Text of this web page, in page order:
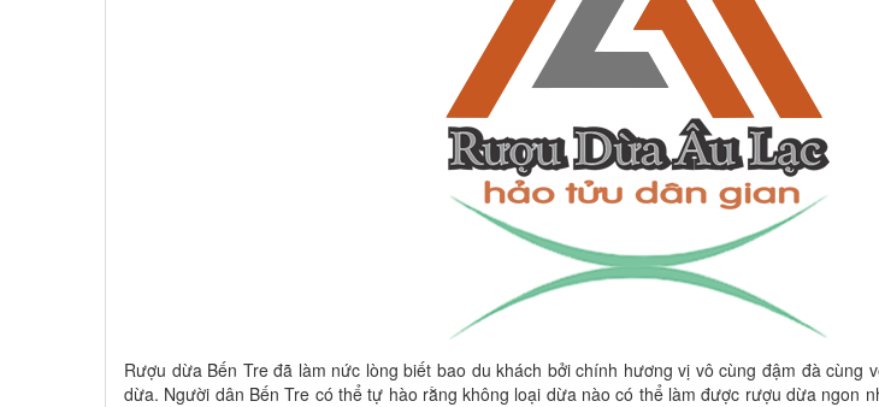
Rượu dừa Bến Tre đã làm nức lòng biết bao du khách bởi chính hương vị vô cùng đậm đà cùng
dừa. Người dân Bến Tre có thể tự hào rằng không loại dừa nào có thể làm được rượu dừa ngon